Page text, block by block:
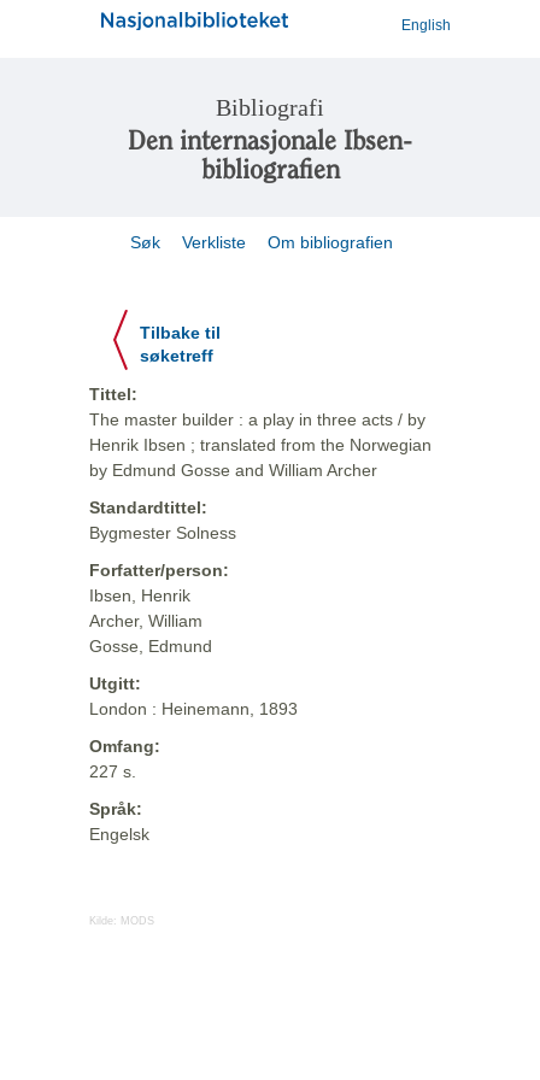
English
Bibliografi
Den internasjonale Ibsen-
bibliografien
Søk Verkliste Om bibliografien
Tilbake til
søketreff
Tittel:
The master builder : a play in three acts / by
Henrik Ibsen ; translated from the Norwegian
by Edmund Gosse and William Archer
Standardtittel:
Bygmester Solness
Forfatter/person:
Ibsen, Henrik
Archer, William
Gosse, Edmund
Utgitt:
London : Heinemann, 1893
Omfang:
227 s.
Språk:
Engelsk
Kilde: MODS